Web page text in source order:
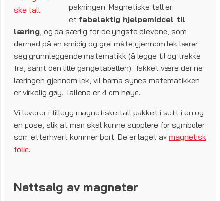
pakningen. Magnetiske tall er
et fabelaktig hjelpemiddel til
læring, og da særlig for de yngste elevene, som
dermed på en smidig og grei måte gjennom lek lærer
seg grunnleggende matematikk (å legge til og trekke
fra, samt den lille gangetabellen). Takket være denne
læringen gjennom lek, vil barna synes matematikken
er virkelig gøy. Tallene er 4 cm høye.
Vi leverer i tillegg magnetiske tall pakket i sett i en og
en pose, slik at man skal kunne supplere for symboler
som etterhvert kommer bort. De er laget av magnetisk
folie.
Nettsalg av magneter